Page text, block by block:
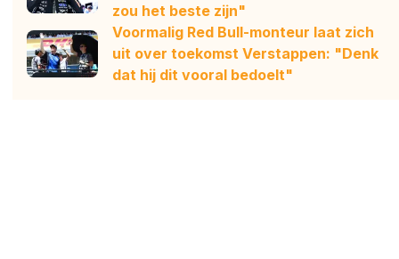
zou het beste zijn"
Voormalig Red Bull-monteur laat zich
uit over toekomst Verstappen: "Denk
dat hij dit vooral bedoelt"